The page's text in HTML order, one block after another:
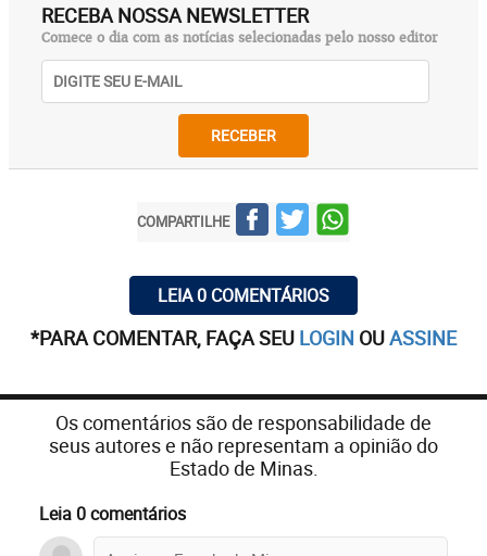
RECEBA NOSSA NEWSLETTER
Comece o dia com as notícias selecionadas pelo nosso editor
RECEBER
COMPARTILHE
LEIA 0 COMENTÁRIOS
*PARA COMENTAR, FAÇA SEU LOGIN OUASSINE
Os comentários são de responsabilidade de
seus autores e não representam a opinião do
Estado de Minas.
Leia 0 comentários